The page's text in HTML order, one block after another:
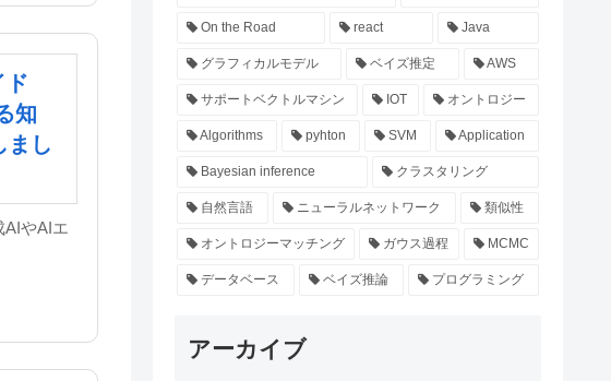
ド
知
まし
AIやAIエ
On the Road react Java
グラフィカルモデル ベイズ推定 AWS
サポートベクトルマシン IOT オントロジー
Algorithms pyhton SVM Application
Bayesian inference クラスタリング
自然言語 ニューラルネットワーク 類似性
オントロジーマッチング ガウス過程 MCMC
データベース ベイズ推論 プログラミング
アーカイブ